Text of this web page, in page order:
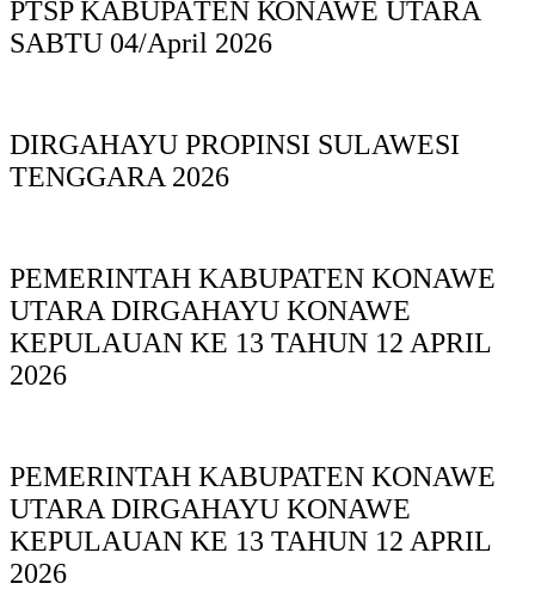
PTSP KABUPAΤΕΝ ΚΟNAWE UTARA
SABTU 04/April 2026
DIRGAHAYU PROPINSI SULAWESI
TENGGARA 2026
PEMERINTAH KABUPATEN KONAWE
UTARA DIRGAHAYU KONAWE
KEPULAUAN KE 13 TAHUN 12 APRIL
2026
PEMERINTAH KABUPATEN KONAWE
UTARA DIRGAHAYU KONAWE
KEPULAUAN KE 13 TAHUN 12 APRIL
2026